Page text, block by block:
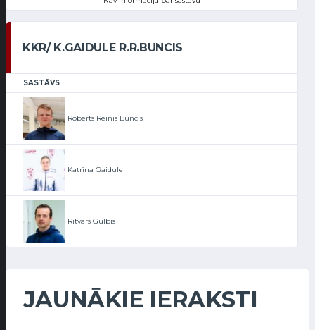
KKR/ K.GAIDULE R.R.BUNCIS
SASTĀVS
Roberts Reinis Buncis
Katrīna Gaidule
Ritvars Gulbis
JAUNĀKIE IERAKSTI